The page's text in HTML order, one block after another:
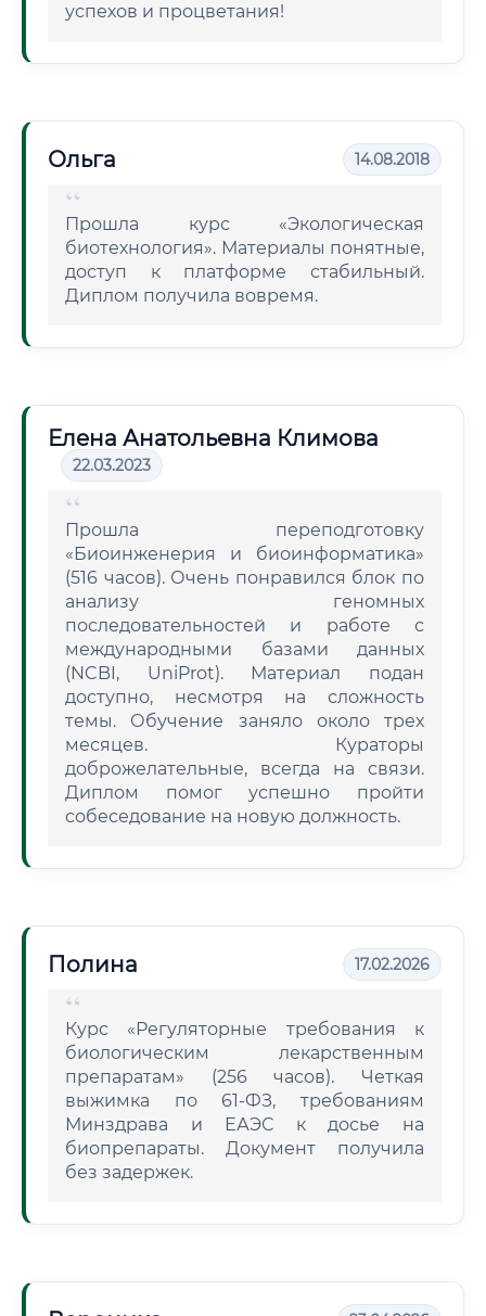
успехов и процветания!
Ольга 14.08.2018
Прошла курс «Экологическая
биотехнология». Материалы понятные,
доступ к платформе стабильный.
Диплом получила вовремя.
Елена Анатольевна Климова
22.03.2023
Прошла переподготовку
«Биоинженерия и биоинформатика»
(516 часов). Очень понравился блок по
анализу геномных
последовательностей и работе с
международными базами данных
(NCBI, UniProt). Материал подан
доступно, несмотря на сложность
темы. Обучение заняло около трех
месяцев. Кураторы
доброжелательные, всегда на связи.
Диплом помог успешно пройти
собеседование на новую должность.
Полина 17.02.2026
Курс «Регуляторные требования к
биологическим лекарственным
препаратам» (256 часов). Четкая
выжимка по 61-ФЗ, требованиям
Минздрава и ЕАЭС к досье на
биопрепараты. Документ получила
без задержек.